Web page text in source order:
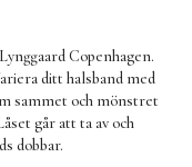
Copenhagen.
ditt halsband med
sammet och mönstret
går att ta av och
dobbar.